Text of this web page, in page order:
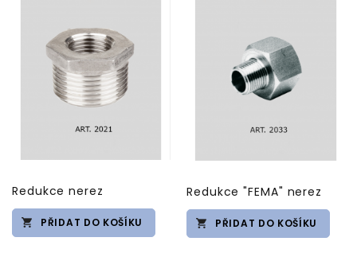
Redukce nerez
PŘIDAT DO KOŠÍKU
Redukce "FEMA" nerez
PŘIDAT DO KOŠÍKU